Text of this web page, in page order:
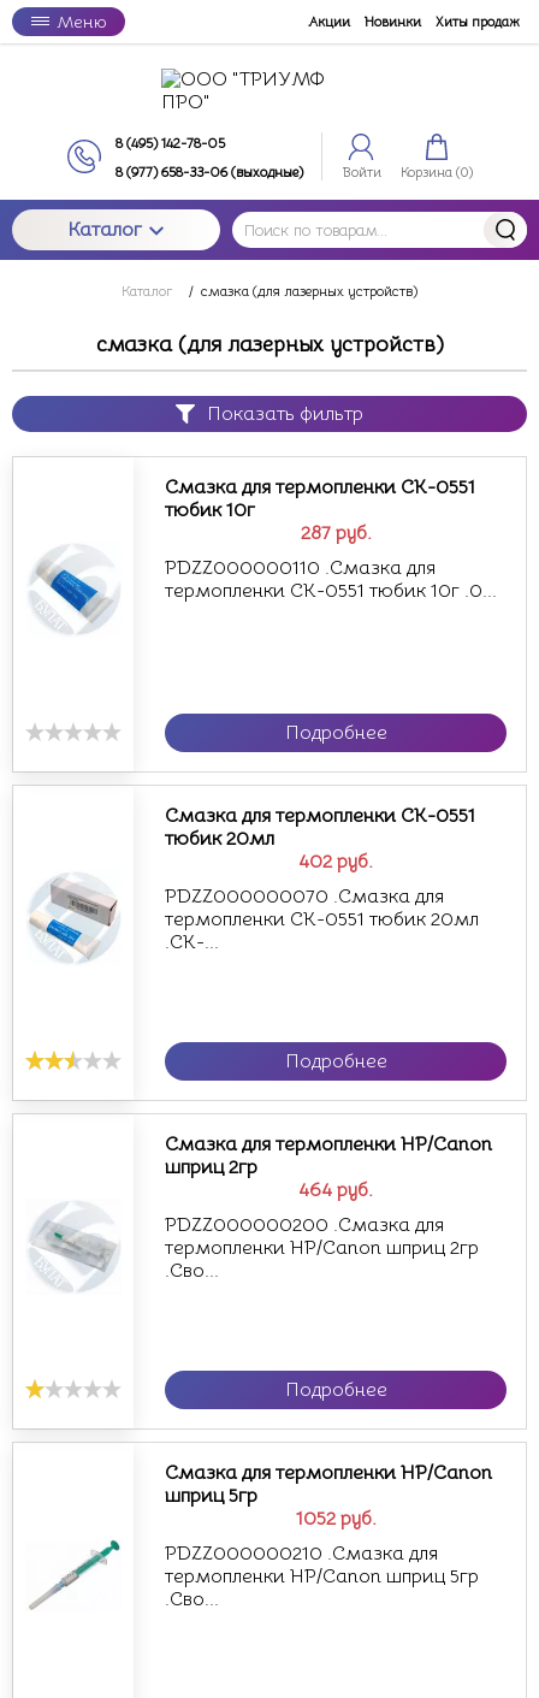
Меню Акции Новинки Хиты продаж
8 (495) 142-78-05
8 (977) 658-33-06 (выходные)
Войти Корзина (0)
Каталог
Каталог / смазка (для лазерных устройств)
смазка (для лазерных устройств)
Показать фильтр
287 руб.
Смазка для термопленки CK-0551
тюбик 10г
PDZZ000000110 .Смазка для
термопленки CK-0551 тюбик 10г .0...
Подробнее
402 руб.
Смазка для термопленки CK-0551
тюбик 20мл
PDZZ000000070 .Смазка для
термопленки CK-0551 тюбик 20мл
.CK-...
Подробнее
464 руб.
Смазка для термопленки HP/Canon
шприц 2гр
PDZZ000000200 .Смазка для
термопленки HP/Canon шприц 2гр
.Сво...
Подробнее
1052 руб.
Смазка для термопленки HP/Canon
шприц 5гр
PDZZ000000210 .Смазка для
термопленки HP/Canon шприц 5гр
.Сво...